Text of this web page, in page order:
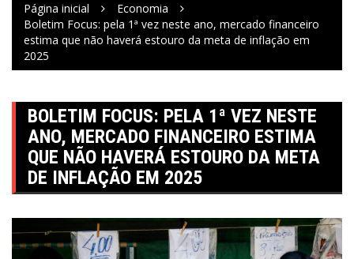
Página inicial
Economia
Boletim Focus: pela 1ª vez neste ano, mercado financeiro
estima que não haverá estouro da meta de inflação em
2025
BOLETIM FOCUS: PELA 1ª VEZ NESTE
ANO, MERCADO FINANCEIRO ESTIMA
QUE NÃO HAVERÁ ESTOURO DA META
DE INFLAÇÃO EM 2025